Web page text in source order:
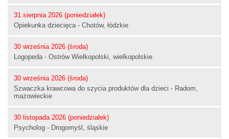
31 sierpnia 2026 (poniedziałek)
Opiekunka dziecięca - Chotów, łódzkie
30 września 2026 (środa)
Logopeda - Ostrów Wielkopolski, wielkopolskie
30 września 2026 (środa)
Szwaczka krawcowa do szycia produktów dla dzieci - Radom,
mazowieckie
30 listopada 2026 (poniedziałek)
Psycholog - Drogomyśl, śląskie